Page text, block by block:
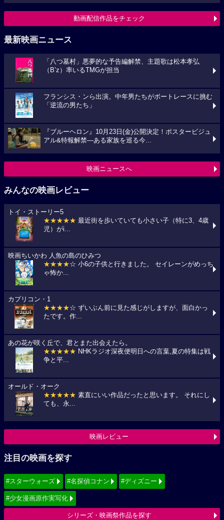
動画配信作品をチェック
最新映画ニュース
「八つ墓村」悪夢的な予告編解禁、主題歌は松本孝弘
（B’z）率いるTMGが担当
フランシス・ンら出演。中年男たちがボートレースに挑む
「逆流の男たち」
『ブルーヘロン』10月23日(金)公開決定！ポスタービジュ
アル&特報解禁―ある家族を巡る今...
映画ニュースへ
みんなの映画レビュー
トイ・ストーリー5
★★★★★ 最近街を歩いていても小さい子（特に3、4歳
児）がi...
映画ちいかわ 人魚の島のひみつ
★★★★☆ 小6の子供と行きました。 セイレーンがめっち
ゃ怖か...
カプリコン・1
★★★★☆ ずいぶん前に見た感じがしますが、面白かっ
たです。作...
あの花が咲く丘で、君とまた出会えたら。
★★★★★ NHKラジオ深夜便明日への言葉,夏の特集は戦
争と平...
オールド・オーク
★★★★★ 素直にいい作品だったと思います。 それにし
ても、永...
映画レビュー
注目の映画を探す
#スターウォーズ #名探偵コナン #ディズニー
#少女漫画原作実写化
シリーズ・映画祭作品を探す